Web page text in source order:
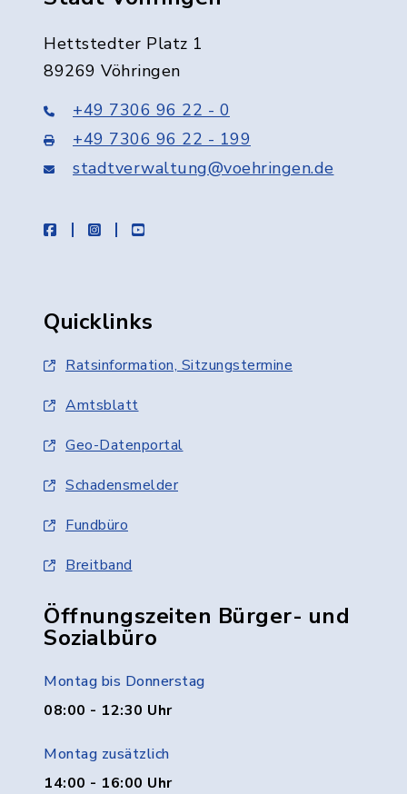
Hettstedter Platz 1
89269 Vöhringen
+49 7306 96 22 - 0
+49 7306 96 22 - 199
stadtverwaltung@voehringen.de
facebookinstagramyoutube
Quicklinks
Ratsinformation, Sitzungstermine
Amtsblatt
Geo-Datenportal
Schadensmelder
Fundbüro
Breitband
Öffnungszeiten Bürger- und
Sozialbüro
Montag bis Donnerstag
08:00 - 12:30 Uhr
Montag zusätzlich
14:00 - 16:00 Uhr